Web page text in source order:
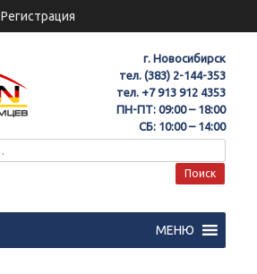
г. Новосибирск
тел. (383) 2-144-353
тел. +7 913 912 4353
ПН-ПТ: 09:00 – 18:00
СБ: 10:00 – 14:00
Поиск
МЕНЮ
Регистрация